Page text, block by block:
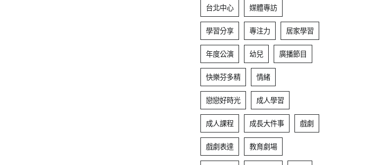
台北中心 媒體專訪
學習分享 專注力 居家學習
年度公演 幼兒 廣播節目
快樂芬多精 情緒
戀戀好時光 成人學習
成人課程 成長大件事 戲劇
戲劇表達 教育劇場